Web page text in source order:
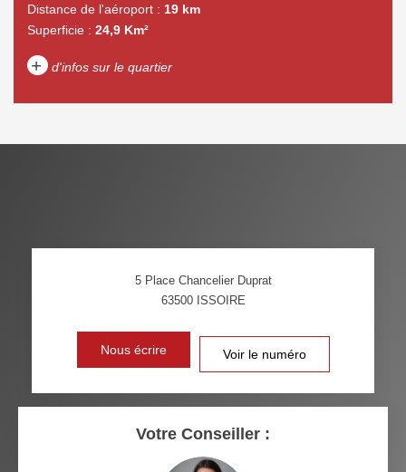
Distance de l'aéroport : 19 km
Superficie : 24,9 Km²
+ d'infos sur le quartier
PART DES MÉNAGES SANS
VOITURE
DISTANCE DE L'AÉROPORT :
RESTAURANTS ET CAFÉS COMMERCES
5 Place Chancelier Duprat
63500 ISSOIRE
Nous écrire Voir le numéro
Votre Conseiller :